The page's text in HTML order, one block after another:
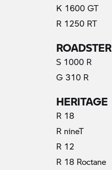
K 1600 GT
R 1250 RT
ROADSTER
S 1000 R
G 310 R
HERITAGE
R 18
R nineT
R 12
R 18 Roctane